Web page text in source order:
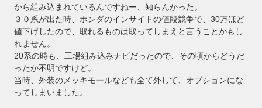
から組み込まれているんですねー、知らんかった。
３０系が出た時、ホンダのインサイトの値段競争で、30万ほど
値下げしたので、取れるものは取ってしまえと言うことかもし
れません。
20系の時も、工場組み込みナビだったので、その頃からどうだ
ったか不明ですけど。
当時、外装のメッキモールなども全て外して、オプションにな
ってしまいました。